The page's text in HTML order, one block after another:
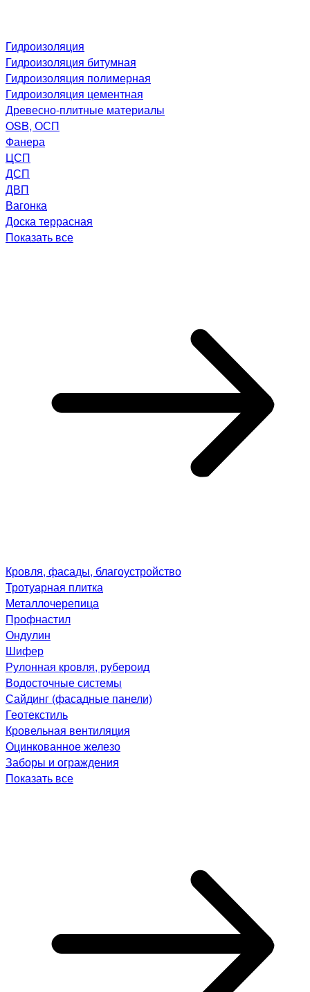
Гидроизоляция
Гидроизоляция битумная
Гидроизоляция полимерная
Гидроизоляция цементная
Древесно-плитные материалы
OSB, ОСП
Фанера
ЦСП
ДСП
ДВП
Вагонка
Доска террасная
Показать все
Кровля, фасады, благоустройство
Тротуарная плитка
Металлочерепица
Профнастил
Ондулин
Шифер
Рулонная кровля, рубероид
Водосточные системы
Сайдинг (фасадные панели)
Геотекстиль
Кровельная вентиляция
Оцинкованное железо
Заборы и ограждения
Показать все